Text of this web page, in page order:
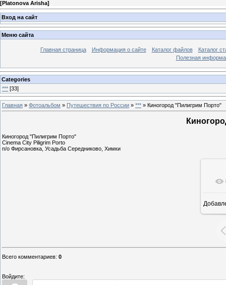
[Platonova Arisha]
Вход на сайт
Меню сайта
Главная страница Информация о сайте Каталог файлов
Каталог
Полезная
Categories
*** [33]
Главная » Фотоальбом » Путешествия по России » *** » Киногород "Пилигрим Порто"
Киногород "Пилигрим Порто"
Cinema City Piligrim Porto
п/о Фирсановка, Усадьба Середниково, Химки
Всего комментариев: 0
Войдите: